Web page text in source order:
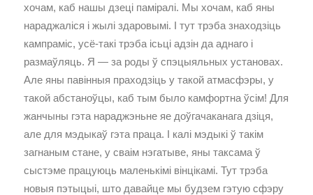
хочам, каб нашы дзеці паміралі. Мы хочам, каб яны
нараджаліся і жылі здаровымі. І тут трэба знаходзіць
кампраміс, усё-такі трэба ісьці адзін да аднаго і
размаўляць. Я — за роды ў спэцыяльных установах.
Але яны павінныя праходзіць у такой атмасфэры, у
такой абстаноўцы, каб тым было камфортна ўсім! Для
жанчыны гэта нараджэньне яе доўгачаканага дзіця,
але для мэдыкаў гэта праца. І калі мэдыкі ў такім
загнаным стане, у сваім нэгатыве, яны таксама ў
сыстэме працуюць маленькімі вінцікамі. Тут трэба
новыя пэтыцыі, што давайце мы будзем гэтую сфэру